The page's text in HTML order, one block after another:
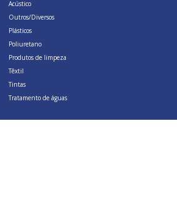
Acústico
Outros/Diversos
Plásticos
Poliuretano
Produtos de limpeza
Têxtil
Tintas
Tratamento de águas